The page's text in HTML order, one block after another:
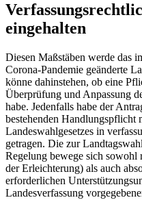
eingehalten
Diesen Maßstäben werde das
Corona-Pandemie geänderte
könne dahinstehen, ob eine
Überprüfung und Anpassung
habe. Jedenfalls habe der
bestehenden Handlungspflicht
Landeswahlgesetzes in
getragen. Die zur
Regelung bewege sich
der Erleichterung) als auch
erforderlichen
Landesverfassung